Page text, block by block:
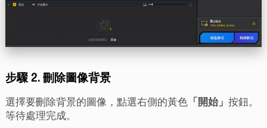
步驟 2. 刪除圖像背景
選擇要刪除背景的圖像，點選右側的黃色「開始」 按鈕。
等待處理完成。